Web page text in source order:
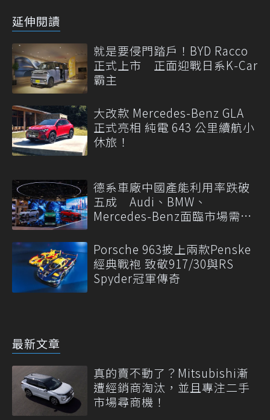
延伸閱讀
就是要侵門踏戶！BYD Racco
正式上市 正面迎戰日系K-Car
霸主
大改款 Mercedes-Benz GLA
正式亮相 純電 643 公里續航小
休旅！
德系車廠中國產能利用率跌破
五成 Audi、BMW、
Mercedes-Benz面臨市場需求
Porsche 963披上兩款Penske
經典戰袍 致敬917/30與RS
Spyder冠軍傳奇
最新文章
真的賣不動了？Mitsubishi漸
遭經銷商淘汰，並且專注二手
市場尋商機！